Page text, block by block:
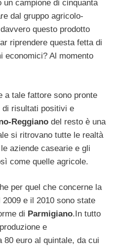
campione di cinquanta
dal gruppo agricolo-
questo prodotto
riprendere questa fetta di
economici? Al momento
a tale fattore sono pronte
risultati positivi e
Reggiano del resto è una
si ritrovano tutte le realtà
aziende casearie e gli
come quelle agricole.
per quel che concerne la
e il 2010 sono state
di Parmigiano.In tutto
e
euro al quintale, da cui